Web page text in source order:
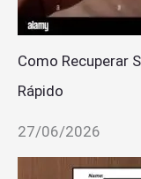
Como Recuperar
Rápido
27/06/2026